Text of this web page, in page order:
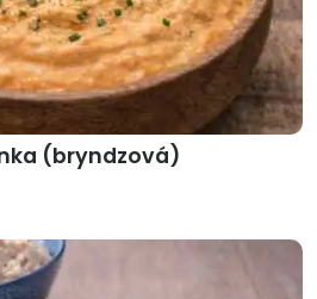
(bryndzová)